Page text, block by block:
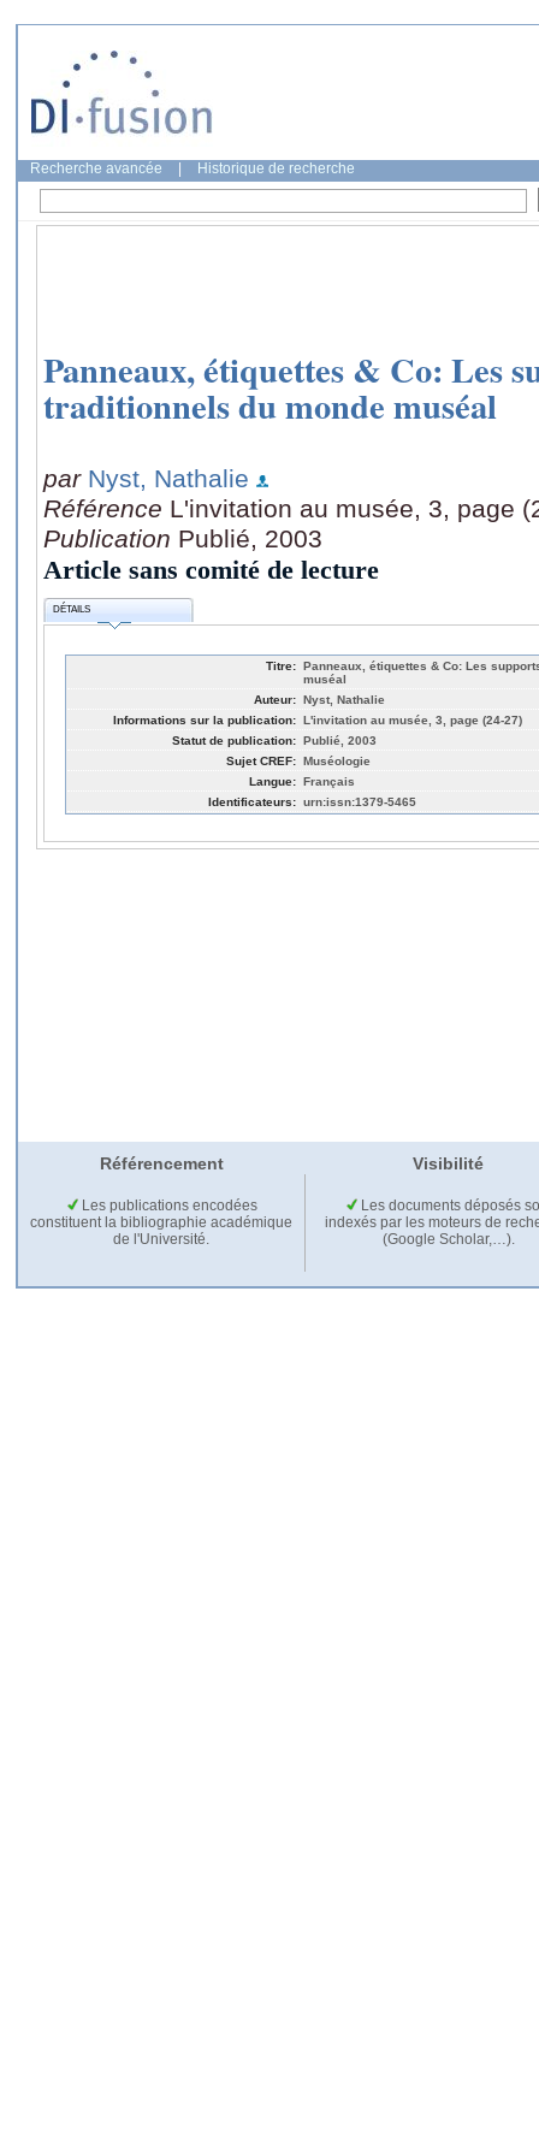
Recherche avancée Historique de recherche
Panneaux, étiquettes & Co: Les
traditionnels du monde muséal
par Nyst, Nathalie
Référence L'invitation au musée, 3, page
Publication Publié, 2003
Article sans comité de lecture
DÉTAILS
Titre: Panneaux, étiquettes & Co: Les
muséal
Auteur: Nyst, Nathalie
Informations sur la publication: L'invitation au musée, 3, page (24-27)
Statut de publication: Publié, 2003
Sujet CREF: Muséologie
Langue: Français
Identificateurs: urn:issn:1379-5465
Référencement Visibilité
Les publications encodées
constituent la bibliographie académique
de l'Université.
Les documents déposés
indexés par les moteurs de
(Google Scholar,…).